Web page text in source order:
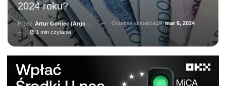
2024 roku?
Przez Artur Goniec (Argonauta) Ostatnia aktualizacjamar 6, 2024
1 min czytania